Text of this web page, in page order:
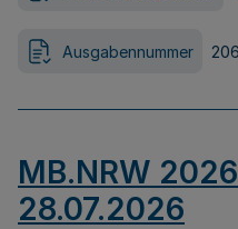
Ausgabennummer 206
MB.NRW
28.07.2026